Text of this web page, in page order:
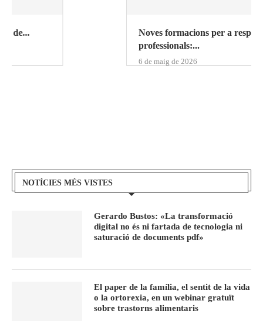
Noves formacions per a respondre als
professionals:...
6 de maig de 2026
NOTÍCIES MÉS VISTES
Gerardo Bustos: «La transformació
digital no és ni fartada de tecnologia ni
saturació de documents pdf»
El paper de la família, el sentit de la vida
o la ortorexia, en un webinar gratuït
sobre trastorns alimentaris